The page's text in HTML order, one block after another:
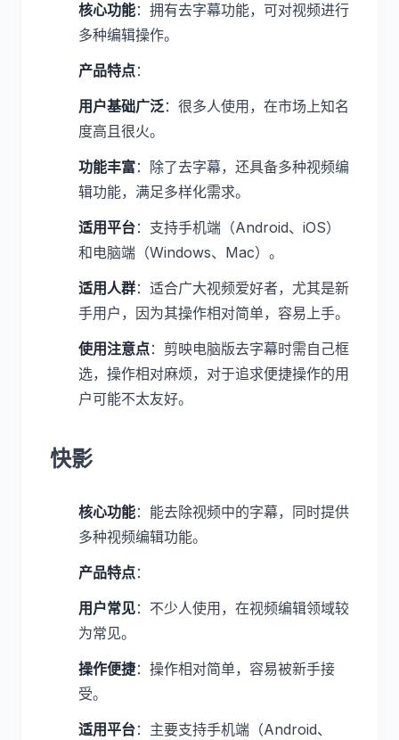
核心功能：拥有去字幕功能，可对视频进行
多种编辑操作。
产品特点：
用户基础广泛：很多人使用，在市场上知名
度高且很火。
功能丰富：除了去字幕，还具备多种视频编
辑功能，满足多样化需求。
适用平台：支持手机端（Android、iOS）
和电脑端（Windows、Mac）。
适用人群：适合广大视频爱好者，尤其是新
手用户，因为其操作相对简单，容易上手。
使用注意点：剪映电脑版去字幕时需自己框
选，操作相对麻烦，对于追求便捷操作的用
户可能不太友好。
快影
核心功能：能去除视频中的字幕，同时提供
多种视频编辑功能。
产品特点：
用户常见：不少人使用，在视频编辑领域较
为常见。
操作便捷：操作相对简单，容易被新手接
受。
适用平台：主要支持手机端（Android、